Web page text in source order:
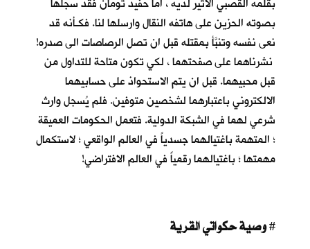
بصوته الحزين على هاتفه النقال وارسلها لنا. فكـأنه قد
نعى نفسه وتنبَّأ بمقتله قبل ان تصل الرصاصات الى صدره!
نشرناهما على صفحتهما ، لكي تكون متاحة للتداول من
قبل محبيهما. قبل ان يتم الاستحواذ على حسابيهما
الالكتروني باعتبارهما لشخصين متوفين. فلم يُسجل وارث
شرعي لهما في الشبكة الدولية. فتعمل الحكومات العميقة
؛ المتهمة باغتيالهما جسدياً في العالم الواقعي ؛ لاستكمال
مهمتها ؛ باغتيالهما رقمياً في العالم الافتراضي!
#وصية حكواتي القرية